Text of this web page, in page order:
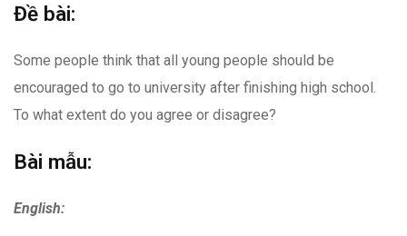
Đề bài:
Some people think that all young people should be
encouraged to go to university after finishing high school.
To what extent do you agree or disagree?
Bài mẫu:
English: